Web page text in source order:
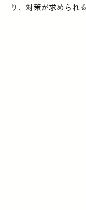
り、対策が求められる